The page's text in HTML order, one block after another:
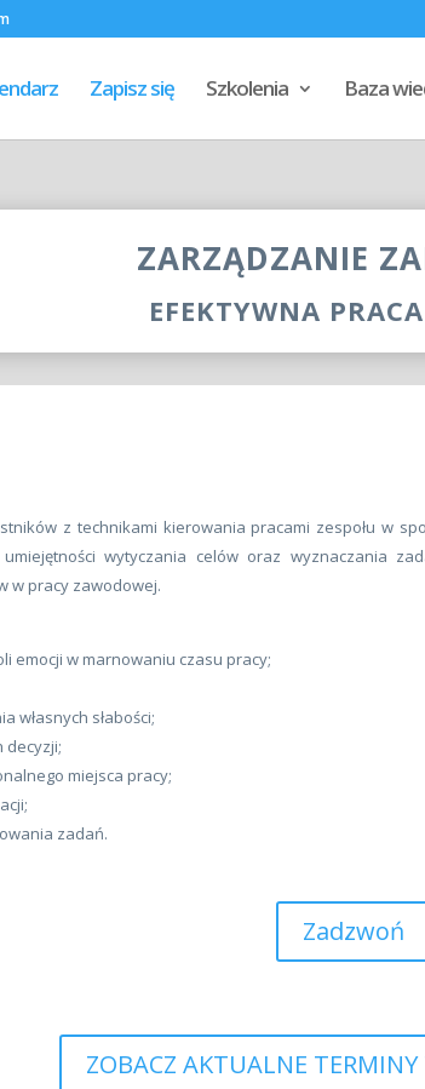
Zapisz się Szkolenia Baza
ZARZĄDZANIE
EFEKTYWNA
z technikami kierowania pracami zespołu w
wytyczania celów oraz wyznaczania
w pracy zawodowej.
emocji w marnowaniu czasu pracy;
własnych słabości;
decyzji;
miejsca pracy;
zadań.
Zadzwoń
ZOBACZ AKTUALNE